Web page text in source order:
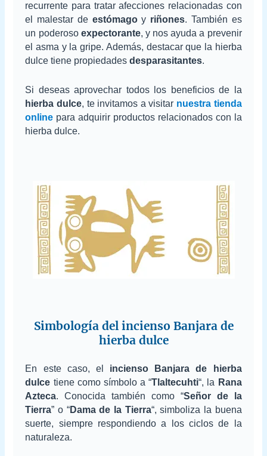
recurrente para tratar afecciones relacionadas con
el malestar de estómagoy riñones. También es
un poderoso expectorante, y nos ayuda a prevenir
el asma y la gripe. Además, destacar que la hierba
dulce tiene propiedadesdesparasitantes.
Si deseas aprovechar todos los beneficios de la
hierba dulce, te invitamos a visitar nuestra tienda
online para adquirir productos relacionados con la
hierba dulce.
Simbología del incienso Banjara de
hierba dulce
En este caso, el incienso Banjara de hierba
dulce tiene como símbolo a “Tlaltecuhti“, la Rana
Azteca. Conocida también como “Señor de la
Tierra” o “Dama de la Tierra“, simboliza la buena
suerte, siempre respondiendo a los ciclos de la
naturaleza.